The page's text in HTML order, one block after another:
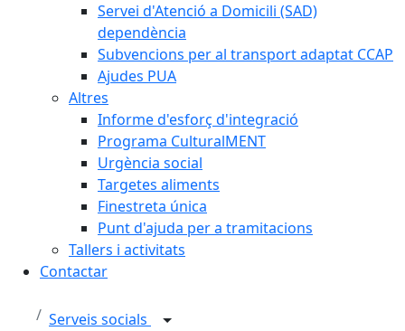
Servei d'Atenció a Domicili (SAD)
dependència
Subvencions per al transport adaptat CCAP
Ajudes PUA
Altres
Informe d'esforç d'integració
Programa CulturalMENT
Urgència social
Targetes aliments
Finestreta única
Punt d'ajuda per a tramitacions
Tallers i activitats
Contactar
Serveis socials